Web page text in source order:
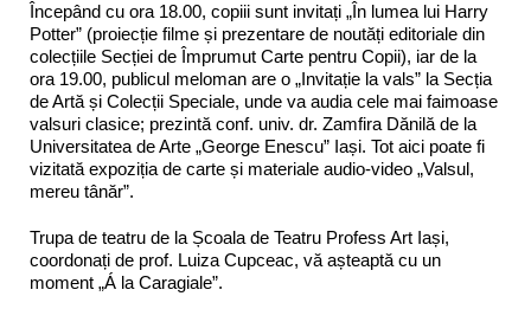
Începând cu ora 18.00, copiii sunt invitați „În lumea lui Harry
Potter” (proiecție filme și prezentare de noutăți editoriale din
colecțiile Secției de Împrumut Carte pentru Copii), iar de la
ora 19.00, publicul meloman are o „Invitație la vals” la Secția
de Artă și Colecții Speciale, unde va audia cele mai faimoase
valsuri clasice; prezintă conf. univ. dr. Zamfira Dănilă de la
Universitatea de Arte „George Enescu” Iași. Tot aici poate fi
vizitată expoziția de carte și materiale audio-video „Valsul,
mereu tânăr”.
Trupa de teatru de la Școala de Teatru Profess Art Iași,
coordonați de prof. Luiza Cupceac, vă așteaptă cu un
moment „Á la Caragiale”.